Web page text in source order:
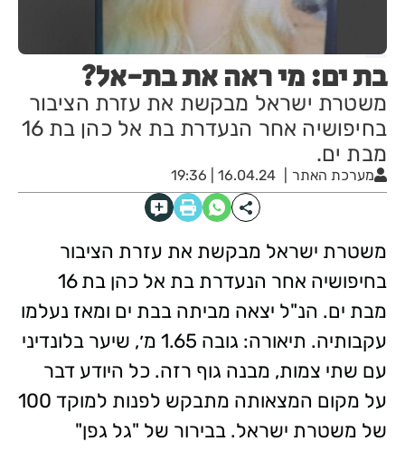
בת ים: מי ראה את בת-אל?
משטרת ישראל מבקשת את עזרת הציבור
בחיפושיה אחר הנעדרת בת אל כהן בת 16
מבת ים.
מערכת האתר 16.04.24 | 19:36
משטרת ישראל מבקשת את עזרת הציבור
בחיפושיה אחר הנעדרת בת אל כהן בת 16
מבת ים. הנ"ל יצאה מביתה בבת ים ומאז נעלמו
עקבותיה. תיאורה: גובה 1.65 מ׳, שיער בלונדיני
עם שתי צמות, מבנה גוף רזה. כל היודע דבר
על מקום המצאותה מתבקש לפנות למוקד 100
של משטרת ישראל. בבירור של "גל גפן"